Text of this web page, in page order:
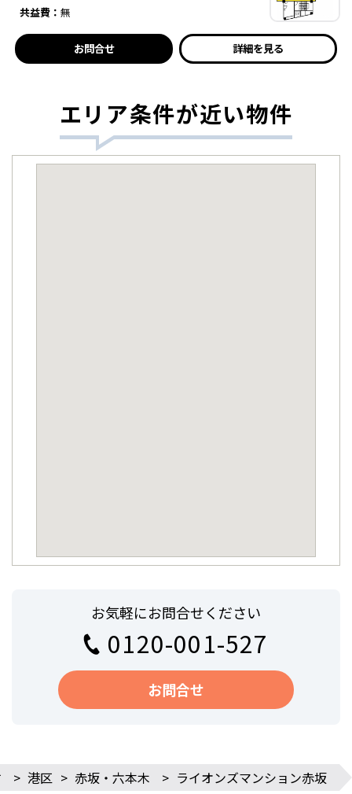
共益費： 無
お問合せ 詳細を見る
エリア条件が近い物件
お気軽にお問合せください
0120-001-527
お問合せ
> 港区 > 赤坂・六本木 > ライオンズマンション赤坂